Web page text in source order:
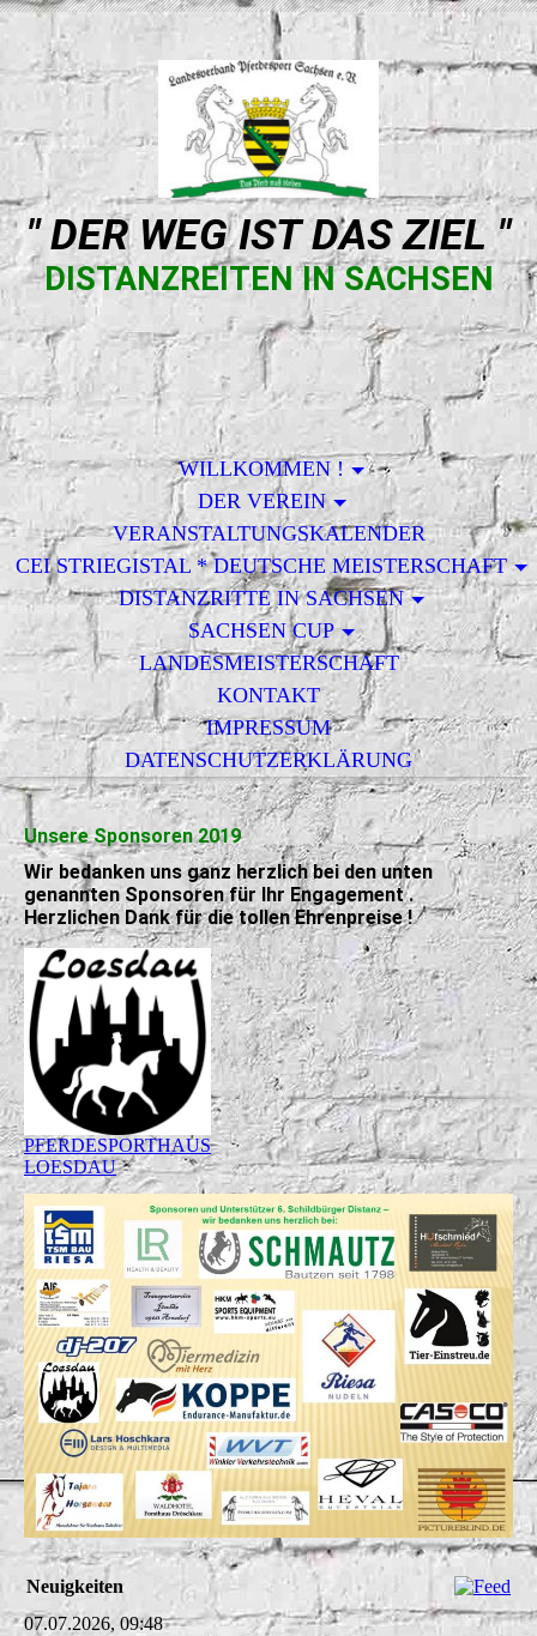
" DER WEG IST DAS ZIEL "
DISTANZREITEN IN SACHSEN
WILLKOMMEN !
DER VEREIN
VERANSTALTUNGSKALENDER
CEI STRIEGISTAL * DEUTSCHE MEISTERSCHAFT
DISTANZRITTE IN SACHSEN
SACHSEN CUP
LANDESMEISTERSCHAFT
KONTAKT
IMPRESSUM
DATENSCHUTZERKLÄRUNG
Unsere Sponsoren 2019
Wir bedanken uns ganz herzlich bei den unten
genannten Sponsoren für Ihr Engagement .
Herzlichen Dank für die tollen Ehrenpreise !
PFERDESPORTHAUS
LOESDAU
Neuigkeiten
07.07.2026, 09:48